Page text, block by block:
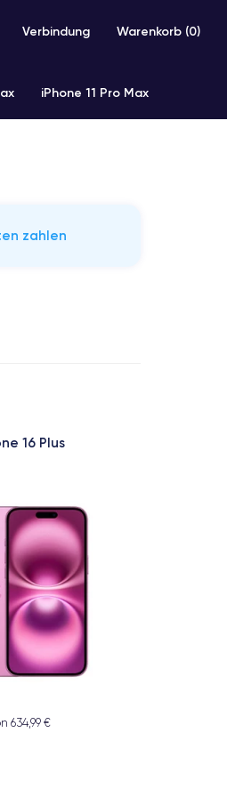
Verbindung Warenkorb (0)
iPhone 11 Pro Max
zahlen
16 Plus
634,99 €